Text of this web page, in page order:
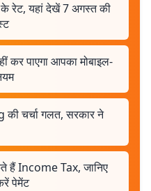
रेट, यहां देखें 7 अगस्त की
कर पाएगा आपका मोबाइल-
चर्चा गलत, सरकार ने
हैं Income Tax, जानिए
पेमेंट